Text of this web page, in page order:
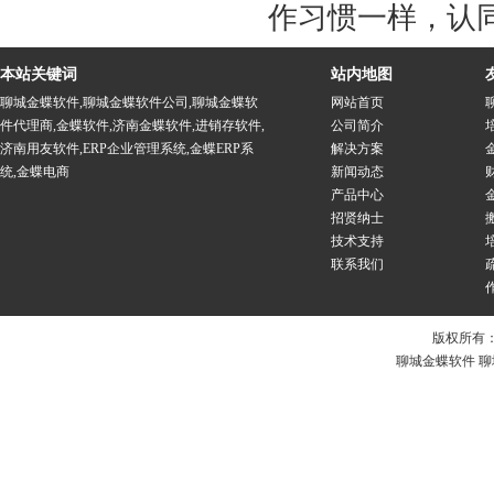
作习惯一样，认
本站关键词
聊城金蝶软件,聊城金蝶软件公司 ,聊城金蝶软
件代理商,金蝶软件,济南金蝶软件,进销存软件,
济南用友软件,ERP企业管理系统,金蝶ERP系
统,金蝶电商
站内地图
网站首页
公司简介
解决方案
新闻动态
产品中心
招贤纳士
技术支持
联系我们
版权所有
聊城金蝶软件